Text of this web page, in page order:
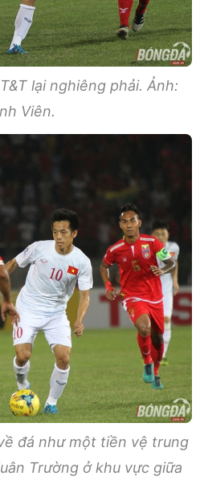
lại nghiêng phải. Ảnh:
Viên.
đá như một tiền vệ trung
Trường ở khu vực giữa